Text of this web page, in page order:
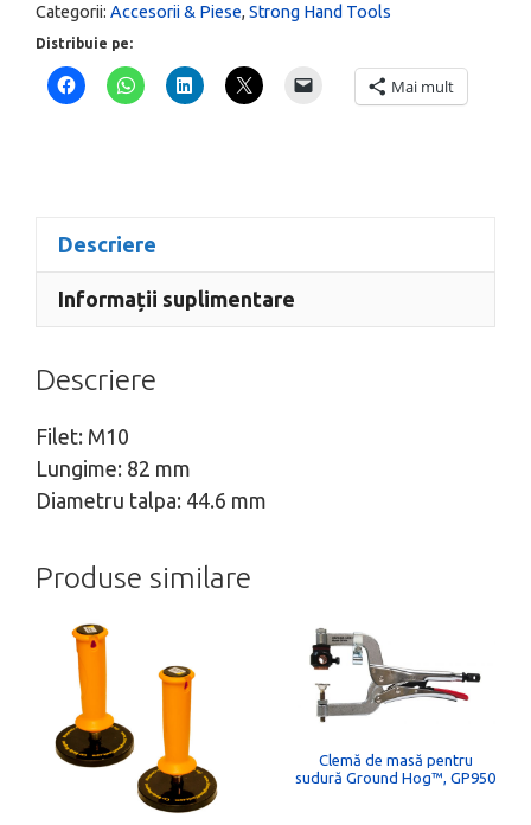
Categorii: Accesorii & Piese, Strong Hand Tools
Distribuie pe:
Mai mult
Descriere
Informații suplimentare
Descriere
Filet: M10
Lungime: 82 mm
Diametru talpa: 44.6 mm
Produse similare
Clemă de masă pentru
sudură Ground Hog™, GP950